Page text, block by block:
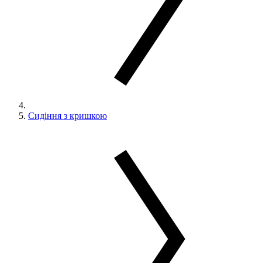
Сидіння з кришкою